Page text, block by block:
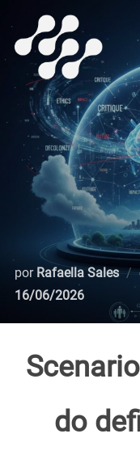
para
o
conteúdo
por Rafaella Sales
16/06/2026
do